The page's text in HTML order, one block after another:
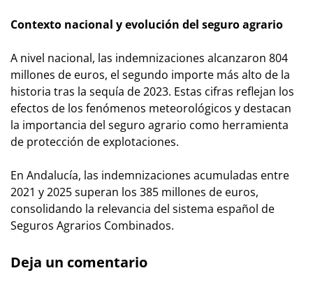
Contexto nacional y evolución del seguro agrario
A nivel nacional, las indemnizaciones alcanzaron 804
millones de euros, el segundo importe más alto de la
historia tras la sequía de 2023. Estas cifras reflejan los
efectos de los fenómenos meteorológicos y destacan
la importancia del seguro agrario como herramienta
de protección de explotaciones.
En Andalucía, las indemnizaciones acumuladas entre
2021 y 2025 superan los 385 millones de euros,
consolidando la relevancia del sistema español de
Seguros Agrarios Combinados.
Deja un comentario